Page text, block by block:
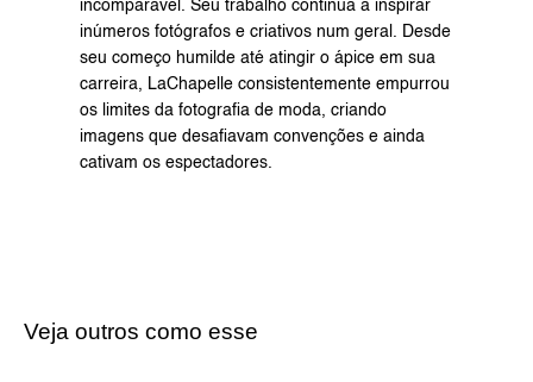
incomparável. Seu trabalho continua a inspirar
inúmeros fotógrafos e criativos num geral. Desde
seu começo humilde até atingir o ápice em sua
carreira, LaChapelle consistentemente empurrou
os limites da fotografia de moda, criando
imagens que desafiavam convenções e ainda
cativam os espectadores.
Veja outros como esse